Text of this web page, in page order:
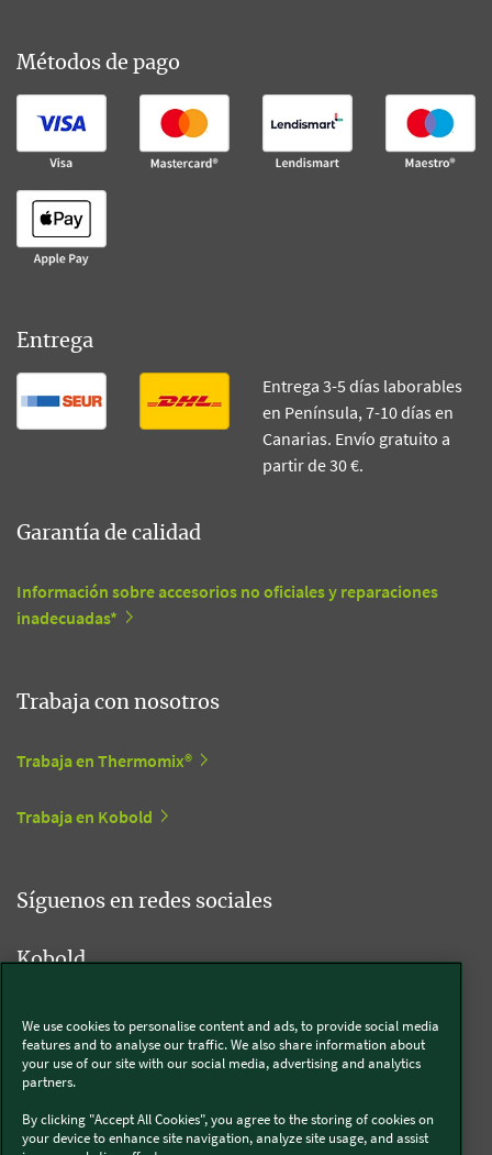
Métodos de pago
Entrega
Entrega 3-5 días laborables
en Península, 7-10 días en
Canarias. Envío gratuito a
partir de 30 €.
Garantía de calidad
Información sobre accesorios no oficiales y reparaciones
inadecuadas*
Trabaja con nosotros
Trabaja en Thermomix®
Trabaja en Kobold
Síguenos en redes sociales
Kobold
Thermomix®
We use cookies to personalise content and ads, to provide social media
features and to analyse our traffic. We also share information about
your use of our site with our social media, advertising and analytics
partners.
By clicking "Accept All Cookies", you agree to the storing of cookies on
your device to enhance site navigation, analyze site usage, and assist